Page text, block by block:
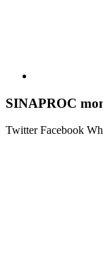
SINAPROC
TwitterFacebook